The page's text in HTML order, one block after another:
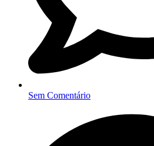
Sem Comentário